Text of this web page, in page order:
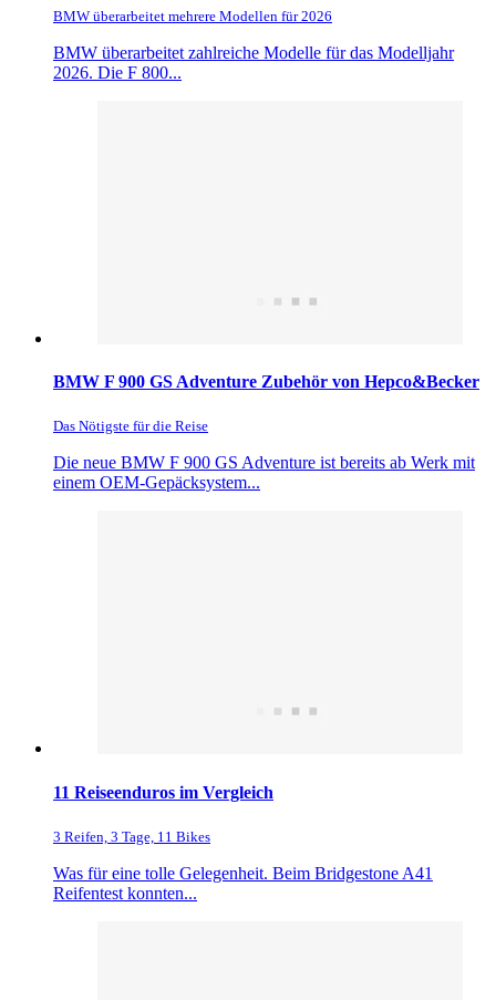
BMW überarbeitet mehrere Modellen für 2026
BMW überarbeitet zahlreiche Modelle für das Modelljahr
2026. Die F 800...
BMW F 900 GS Adventure Zubehör von Hepco&Becker
Das Nötigste für die Reise
Die neue BMW F 900 GS Adventure ist bereits ab Werk mit
einem OEM-Gepäcksystem...
11 Reiseenduros im Vergleich
3 Reifen, 3 Tage, 11 Bikes
Was für eine tolle Gelegenheit. Beim Bridgestone A41
Reifentest konnten...